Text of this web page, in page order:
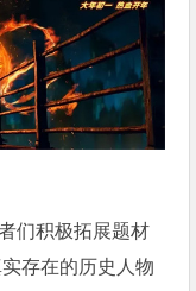
们积极拓展题材
存在的历史人物